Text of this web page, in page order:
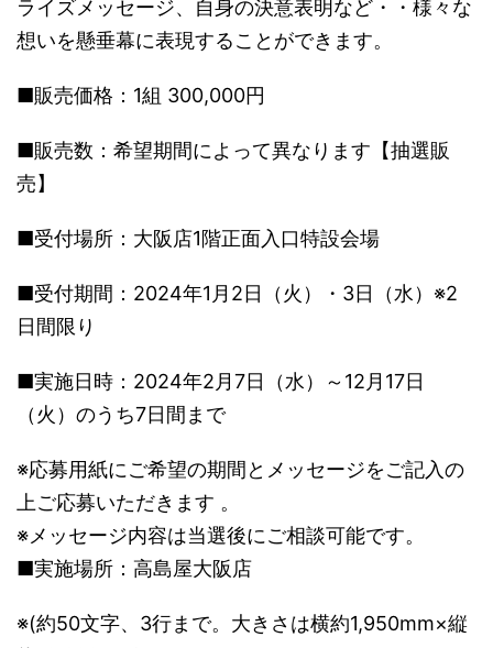
ライズメッセージ、自身の決意表明など・・様々な
想いを懸垂幕に表現することができます。
■販売価格：1組 300,000円
■販売数：希望期間によって異なります【抽選販
売】
■受付場所：大阪店1階正面入口特設会場
■受付期間：2024年1月2日（火）・3日（水）※2
日間限り
■実施日時：2024年2月7日（水）～12月17日
（火）のうち7日間まで
※応募用紙にご希望の期間とメッセージをご記入の
上ご応募いただきます 。
※メッセージ内容は当選後にご相談可能です。
■実施場所：高島屋大阪店
※(約50文字、3行まで。大きさは横約1,950mm×縦